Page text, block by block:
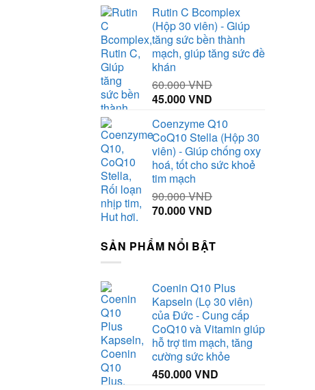
là:
170.000 VND.
tại
là:
140.000 VND.
Rutin C Bcomplex
(Hộp 30 viên) - Giúp
tăng sức bền thành
mạch, giúp tăng sức đề
khán
60.000VND
Giá
là:
60.000 VND.
45.000VND
tại
là:
45.000 VND.
Coenzyme Q10
CoQ10 Stella (Hộp 30
viên) - Giúp chống oxy
hoá, tốt cho sức khoẻ
tim mạch
90.000VND
Giá
là:
90.000 VND.
70.000VND
tại
là:
SẢN PHẨM NỔI BẬT
Coenin Q10 Plus
Kapseln (Lọ 30 viên)
của Đức - Cung cấp
CoQ10 và Vitamin giúp
hỗ trợ tim mạch, tăng
cường sức khỏe
450.000VND